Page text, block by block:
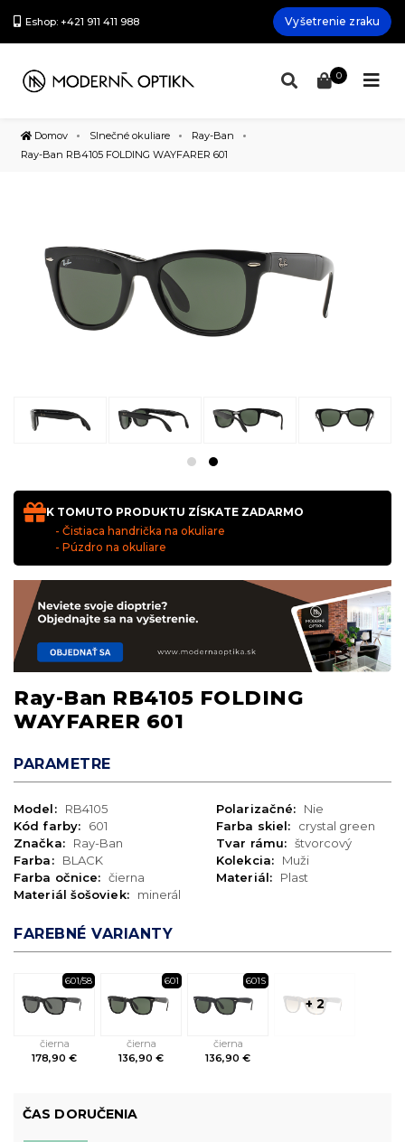
Eshop: +421 911 411 988 Vyšetrenie zraku
0
Domov Slnečné okuliare
Ray-Ban
Ray-Ban RB4105 FOLDING WAYFARER 601
K TOMUTO PRODUKTU ZÍSKATE ZADARMO
- Čistiaca handrička na okuliare
- Púzdro na okuliare
Ray-Ban RB4105 FOLDING
WAYFARER 601
PARAMETRE
Model:
RB4105
Kód farby:
601
Značka:
Ray-Ban
Farba:
BLACK
Farba očnice: čierna
Materiál šošoviek:
minerál
Polarizačné:
Nie
Farba skiel:
crystal green
Tvar rámu: štvorcový
Kolekcia:
Muži
Materiál:
Plast
FAREBNÉ VARIANTY
601/58
čierna
178,90 €
601
čierna
136,90 €
601S
čierna
136,90 €
+ 2
ČAS DORUČENIA